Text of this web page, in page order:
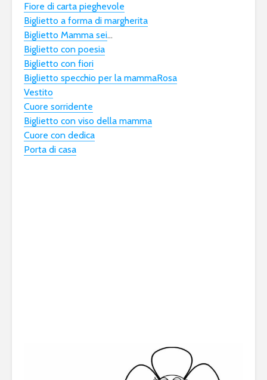
Fiore di carta pieghevole
Biglietto a forma di margherita
Biglietto Mamma sei…
Biglietto con poesia
Biglietto con fiori
Biglietto specchio per la mammaRosa
Vestito
Cuore sorridente
Biglietto con viso della mamma
Cuore con dedica
Porta di casa